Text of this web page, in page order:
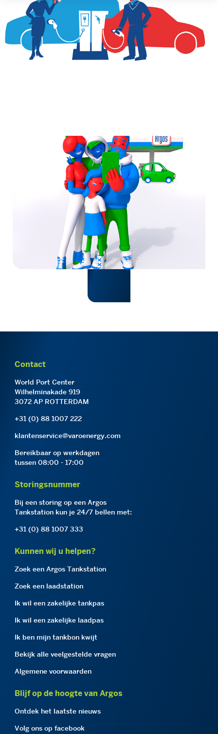
Contact
World Port Center
Wilhelminakade 919
3072 AP ROTTERDAM
+31 (0) 88 1007 222
klantenservice@varoenergy.com
Bereikbaar op werkdagen
tussen 08:00 - 17:00
Storingsnummer
Bij een storing op een Argos
Tankstation kun je 24/7 bellen met:
+31 (0) 88 1007 333
Kunnen wij u helpen?
Zoek een Argos Tankstation
Zoek een laadstation
Ik wil een zakelijke tankpas
Ik wil een zakelijke laadpas
Ik ben mijn tankbon kwijt
Bekijk alle veelgestelde vragen
Algemene voorwaarden
Blijf op de hoogte van Argos
Ontdek het laatste nieuws
Volg ons op facebook